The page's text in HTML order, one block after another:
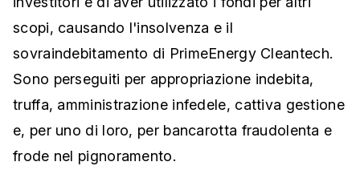
scopi, causando l'insolvenza e il
sovraindebitamento di PrimeEnergy Cleantech.
Sono perseguiti per appropriazione indebita,
truffa, amministrazione infedele, cattiva gestione
e, per uno di loro, per bancarotta fraudolenta e
frode nel pignoramento.